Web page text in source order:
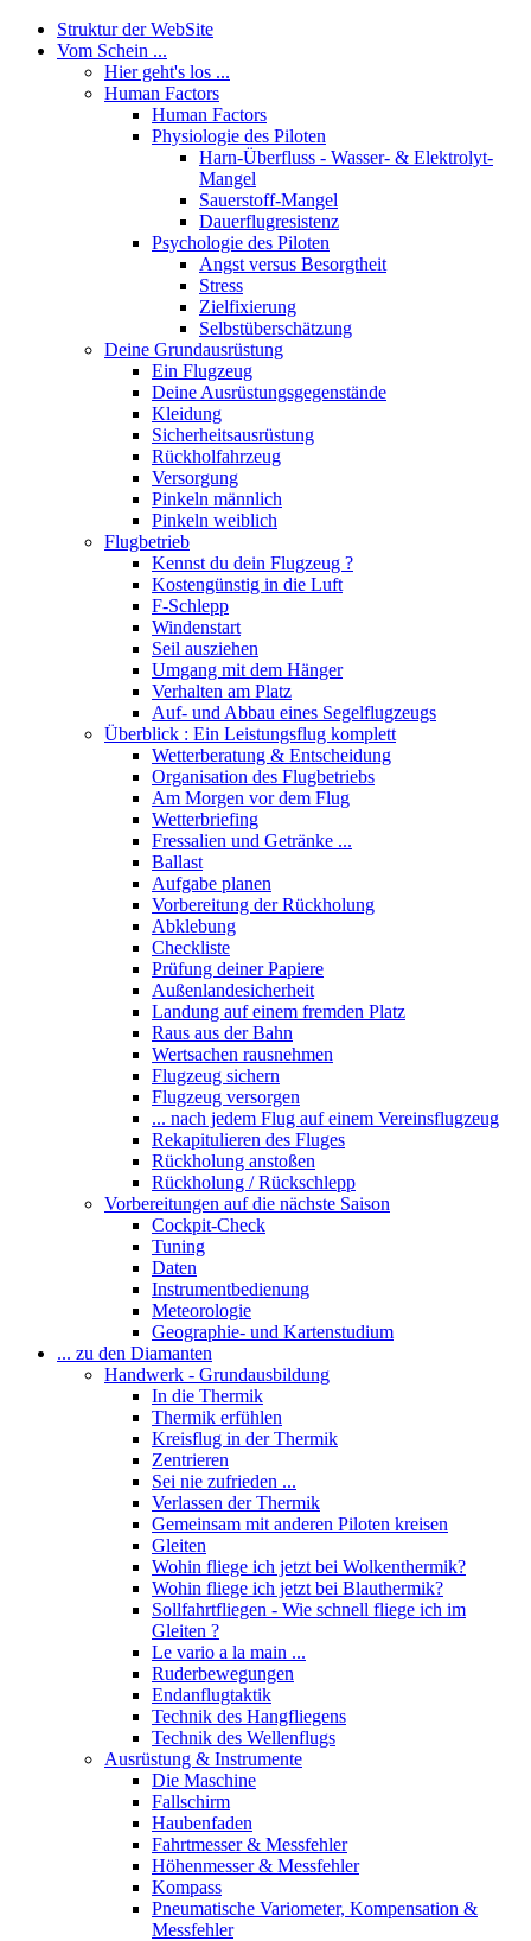
Struktur der WebSite
Vom Schein ...
Hier geht's los ...
Human Factors
Human Factors
Physiologie des Piloten
Harn-Überfluss - Wasser- & Elektrolyt-
Mangel
Sauerstoff-Mangel
Dauerflugresistenz
Psychologie des Piloten
Angst versus Besorgtheit
Stress
Zielfixierung
Selbstüberschätzung
Deine Grundausrüstung
Ein Flugzeug
Deine Ausrüstungsgegenstände
Kleidung
Sicherheitsausrüstung
Rückholfahrzeug
Versorgung
Pinkeln männlich
Pinkeln weiblich
Flugbetrieb
Kennst du dein Flugzeug ?
Kostengünstig in die Luft
F-Schlepp
Windenstart
Seil ausziehen
Umgang mit dem Hänger
Verhalten am Platz
Auf- und Abbau eines Segelflugzeugs
Überblick : Ein Leistungsflug komplett
Wetterberatung & Entscheidung
Organisation des Flugbetriebs
Am Morgen vor dem Flug
Wetterbriefing
Fressalien und Getränke ...
Ballast
Aufgabe planen
Vorbereitung der Rückholung
Abklebung
Checkliste
Prüfung deiner Papiere
Außenlandesicherheit
Landung auf einem fremden Platz
Raus aus der Bahn
Wertsachen rausnehmen
Flugzeug sichern
Flugzeug versorgen
... nach jedem Flug auf einem Vereinsflugzeug
Rekapitulieren des Fluges
Rückholung anstoßen
Rückholung / Rückschlepp
Vorbereitungen auf die nächste Saison
Cockpit-Check
Tuning
Daten
Instrumentbedienung
Meteorologie
Geographie- und Kartenstudium
... zu den Diamanten
Handwerk - Grundausbildung
In die Thermik
Thermik erfühlen
Kreisflug in der Thermik
Zentrieren
Sei nie zufrieden ...
Verlassen der Thermik
Gemeinsam mit anderen Piloten kreisen
Gleiten
Wohin fliege ich jetzt bei Wolkenthermik?
Wohin fliege ich jetzt bei Blauthermik?
Sollfahrtfliegen - Wie schnell fliege ich im
Gleiten ?
Le vario a la main ...
Ruderbewegungen
Endanflugtaktik
Technik des Hangfliegens
Technik des Wellenflugs
Ausrüstung & Instrumente
Die Maschine
Fallschirm
Haubenfaden
Fahrtmesser & Messfehler
Höhenmesser & Messfehler
Kompass
Pneumatische Variometer, Kompensation &
Messfehler